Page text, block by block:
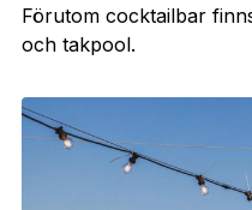
Förutom cocktailbar
och takpool.